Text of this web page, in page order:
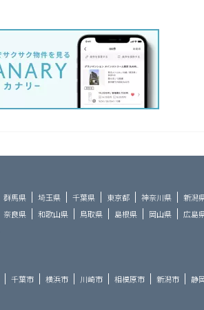
群馬県 埼玉県 千葉県 東京都 神奈川県 新潟
奈良県 和歌山県 鳥取県 島根県 岡山県 広島
千葉市 横浜市 川崎市 相模原市 新潟市 静